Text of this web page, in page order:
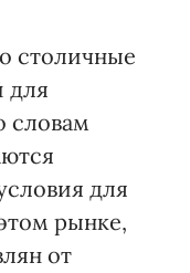
столичные
для
словам
для
рынке,
от